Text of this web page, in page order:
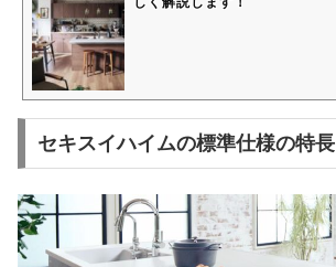
セキスイハイムの標準仕様の特長